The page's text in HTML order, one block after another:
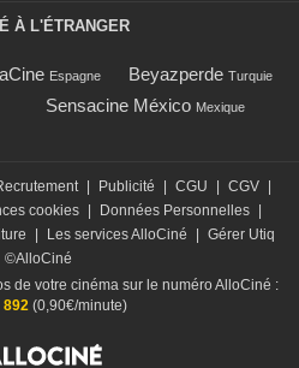
À L'ÉTRANGER
Espagne Beyazperde Turquie
Sensacine México Mexique
Publicité CGU CGV
cookies Données Personnelles
Les services AlloCiné
Gérer Utiq
©AlloCiné
de votre cinéma sur le numéro AlloCiné :
892(0,90€/minute)